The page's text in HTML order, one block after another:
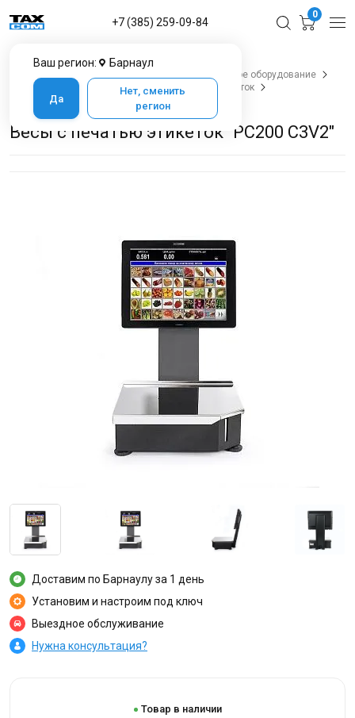
Ваш регион: Барнаул
Да
Нет, сменить
регион
+7 (385) 259-09-84
0
Весовое оборудование
Торговые весы
Торговые весы с печатью этикеток
Весы с печатью этикеток "PC200 C3V2"
Весы с печатью этикеток "PC200 C3V2"
Доставим по Барнаулу за 1 день
Установим и настроим под ключ
Выездное обслуживание
Нужна консультация?
Товар в наличии